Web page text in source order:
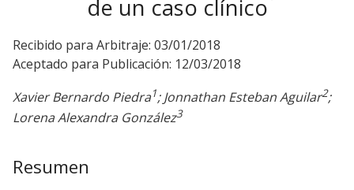
de un caso clínico
Recibido para Arbitraje: 03/01/2018
Aceptado para Publicación: 12/03/2018
Xavier Bernardo Piedra1; Jonnathan Esteban Aguilar2;
Lorena Alexandra González3
Resumen